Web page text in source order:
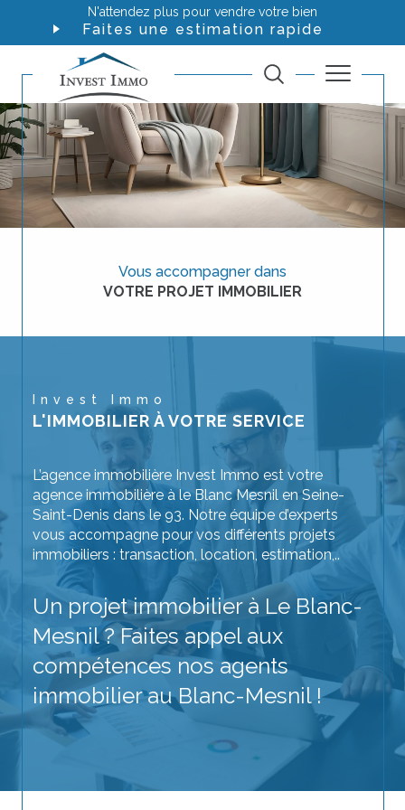
N'attendez plus pour vendre votre bien
Faites une estimation rapide
Vous accompagner dans
VOTRE PROJET IMMOBILIER
Invest Immo
L'IMMOBILIER À VOTRE SERVICE
L’agence immobilière Invest Immo est votre
agence immobilière à le Blanc Mesnil en Seine-
Saint-Denis dans le 93. Notre équipe d’experts
vous accompagne pour vos différents projets
immobiliers : transaction, location, estimation,..
Un projet immobilier à Le Blanc-
Mesnil ? Faites appel aux
compétences nos agents
immobilier au Blanc-Mesnil !
Achetez votre prochain bien immobilier sans